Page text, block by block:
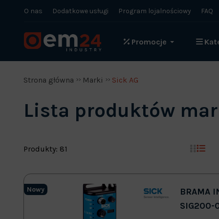
O nas Dodatkowe usługi Program lojalnościowy FAQ
Promocje
Strona główna Marki Sick AG
Lista produktów
Produkty: 81
Nowy
BRAMA
SIG200-